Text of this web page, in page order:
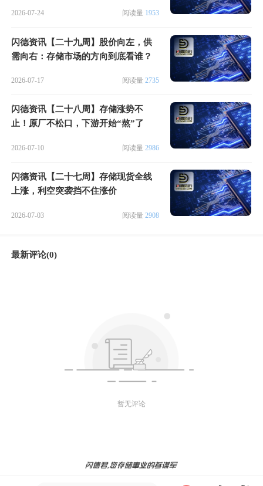
2026-07-24 阅读量 1953
闪德资讯【二十九周】股价向左，供
需向右：存储市场的方向到底看谁？
2026-07-17 阅读量 2735
闪德资讯【二十八周】存储涨势不
止！原厂不松口，下游开始“熬”了
2026-07-10 阅读量 2986
闪德资讯【二十七周】存储现货全线
上涨，利空突袭挡不住涨价
2026-07-03 阅读量 2908
最新评论(0)
暂无评论